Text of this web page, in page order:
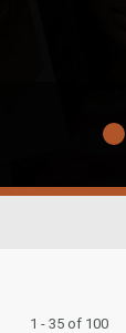
1 - 35 of 100